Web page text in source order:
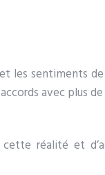
sentiments de
avec plus
réalité et